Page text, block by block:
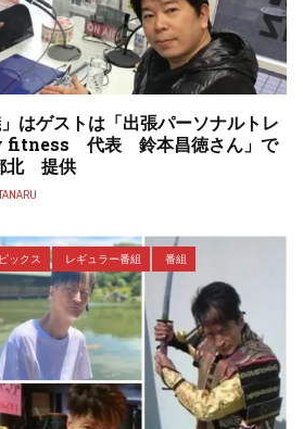
はゲストは「出張パーソナルトレ
fitness 代表 鈴本昌徳さん」で
北 提供
ックス レギュラー番組 番組